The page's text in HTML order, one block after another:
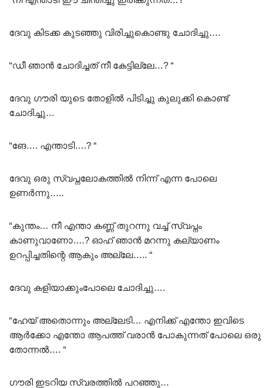
ദേവു കിടക്ക കുടഞ്ഞു വിരിച്ചുകൊണ്ടു ചോദിച്ചു….
“ഡീ ഞാൻ ചോദിച്ചത് നീ കേട്ടില്ലേ…? “
ദേവു ഗൗരി യുടെ തോളിൽ പിടിച്ചു കുലുക്കി കൊണ്ട്
ചോദിച്ചു…
“ങേ…. എന്താടി….? “
ദേവു ഒരു സ്വപ്നലോകത്തിൽ നിന്ന് എന്ന പോലെ
ഉണർന്നു…..
“കുന്തം… നീ എന്താ കണ്ണ് തുറന്നു വച്ച് സ്വപ്നം
കാണുവാണോ….? ഓഹ് ഞാൻ മറന്നു കല്യാണം
ഉറപ്പിച്ചതിന്റെ ആകും അല്ലേ….. “
ദേവു കളിയാക്കുംപോലെ ചോദിച്ചു….
“ഹേയ് അതൊന്നും അല്ലേടി… എനിക്ക് എന്തോ ഇവിടെ
ആർക്കോ എന്തോ ആപത്ത് വരാൻ പോകുന്നത് പോലെ ഒരു
തോന്നൽ…. “
ഗൗരി ഇടറിയ സ്വരത്തിൽ പറഞ്ഞു…